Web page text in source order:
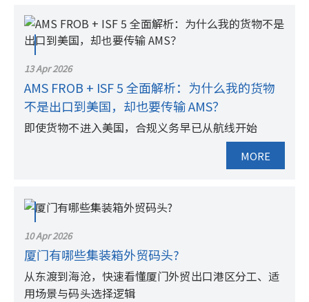
13 Apr 2026
AMS FROB + ISF 5 全面解析：为什么我的货物
不是出口到美国，却也要传输 AMS？
即使货物不进入美国，合规义务早已从航线开始
MORE
10 Apr 2026
厦门有哪些集装箱外贸码头?
从东渡到海沧，快速看懂厦门外贸出口港区分工、适
用场景与码头选择逻辑